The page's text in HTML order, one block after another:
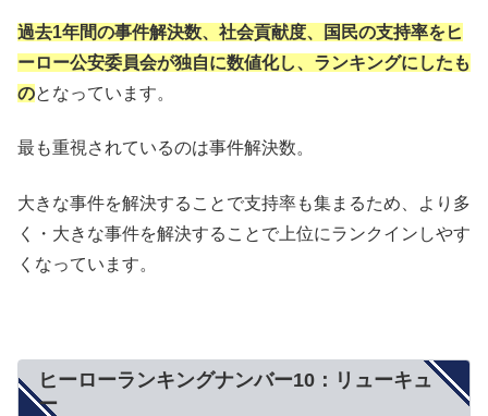
過去1年間の事件解決数、社会貢献度、国民の支持率をヒ
ーロー公安委員会が独自に数値化し、ランキングにしたも
のとなっています。
最も重視されているのは事件解決数。
大きな事件を解決することで支持率も集まるため、より多
く・大きな事件を解決することで上位にランクインしやす
くなっています。
ヒーローランキングナンバー10：リューキュ
ー